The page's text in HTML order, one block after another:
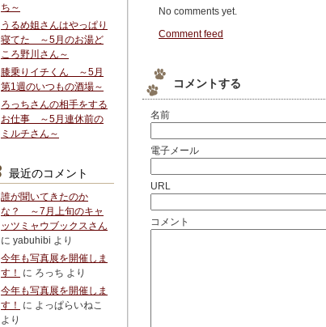
No comments yet.
Comment feed
コメントする
名前
電子メール
URL
コメント
ち～
うるめ姐さんはやっぱり
寝てた ～5月のお湯ど
ころ野川さん～
膝乗りイチくん ～5月
第1週のいつもの酒場～
ろっちさんの相手をする
お仕事 ～5月連休前の
ミルチさん～
最近のコメント
誰が聞いてきたのか
な？ ～7月上旬のキャ
ッツミャウブックスさん
に yabuhibi より
今年も写真展を開催しま
す！
に ろっち より
今年も写真展を開催しま
す！
に よっぱらいねこ
より